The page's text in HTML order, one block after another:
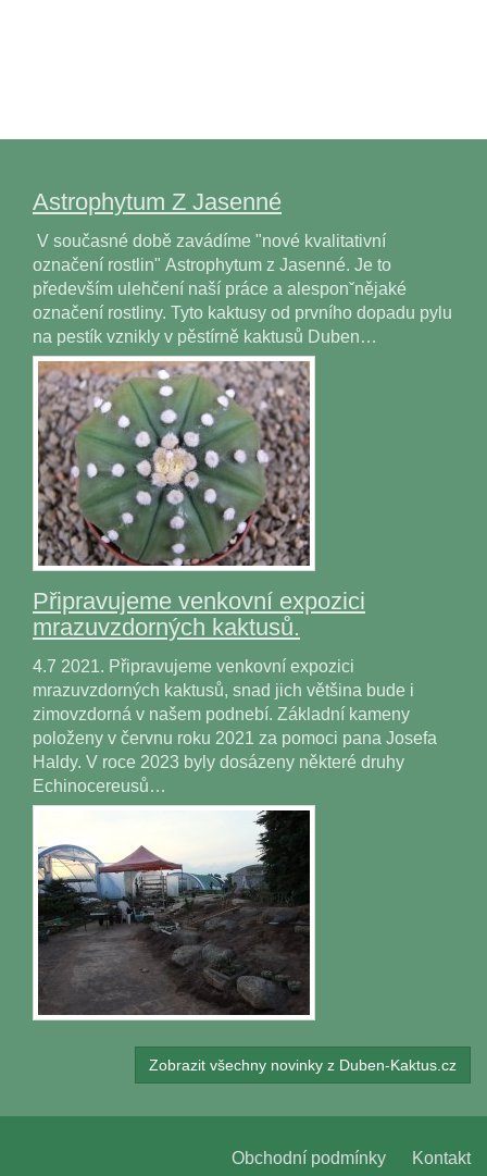
Astrophytum Z Jasenné
V současné době zavádíme "nové kvalitativní
označení rostlin" Astrophytum z Jasenné. Je to
především ulehčení naší práce a alesponˇnějaké
označení rostliny. Tyto kaktusy od prvního dopadu pylu
na pestík vznikly v pěstírně kaktusů Duben…
Připravujeme venkovní expozici
mrazuvzdorných kaktusů.
4.7 2021. Připravujeme venkovní expozici
mrazuvzdorných kaktusů, snad jich většina bude i
zimovzdorná v našem podnebí. Základní kameny
položeny v červnu roku 2021 za pomoci pana Josefa
Haldy. V roce 2023 byly dosázeny některé druhy
Echinocereusů…
Zobrazit všechny novinky z Duben-Kaktus.cz
Obchodní podmínky Kontakt